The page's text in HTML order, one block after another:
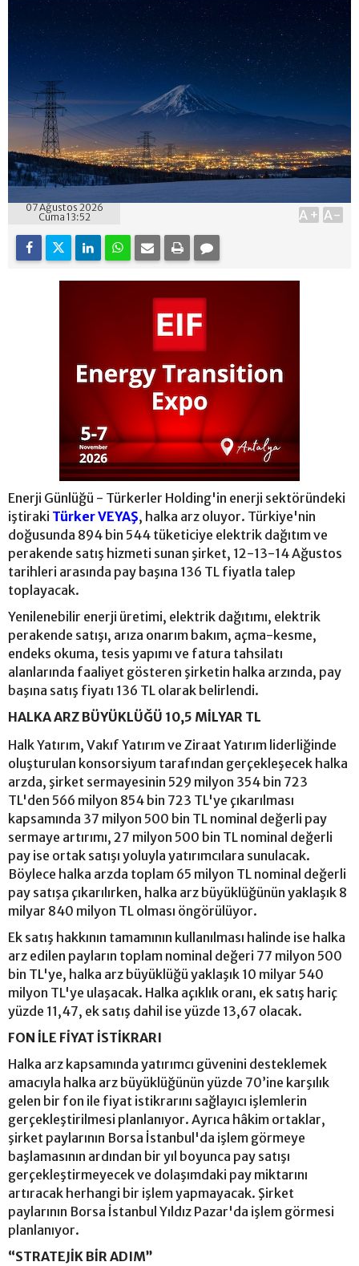
07 Ağustos 2026
Cuma 13:52
A+ A-
Enerji Günlüğü - Türkerler Holding'in enerji sektöründeki
iştiraki Türker VEYAŞ, halka arz oluyor. Türkiye'nin
doğusunda 894 bin 544 tüketiciye elektrik dağıtım ve
perakende satış hizmeti sunan şirket, 12-13-14 Ağustos
tarihleri arasında pay başına 136 TL fiyatla talep
toplayacak.
Yenilenebilir enerji üretimi, elektrik dağıtımı, elektrik
perakende satışı, arıza onarım bakım, açma-kesme,
endeks okuma, tesis yapımı ve fatura tahsilatı
alanlarında faaliyet gösteren şirketin halka arzında, pay
başına satış fiyatı 136 TL olarak belirlendi.
HALKA ARZ BÜYÜKLÜĞÜ 10,5 MİLYAR TL
Halk Yatırım, Vakıf Yatırım ve Ziraat Yatırım liderliğinde
oluşturulan konsorsiyum tarafından gerçekleşecek halka
arzda, şirket sermayesinin 529 milyon 354 bin 723
TL'den 566 milyon 854 bin 723 TL'ye çıkarılması
kapsamında 37 milyon 500 bin TL nominal değerli pay
sermaye artırımı, 27 milyon 500 bin TL nominal değerli
pay ise ortak satışı yoluyla yatırımcılara sunulacak.
Böylece halka arzda toplam 65 milyon TL nominal değerli
pay satışa çıkarılırken, halka arz büyüklüğünün yaklaşık 8
milyar 840 milyon TL olması öngörülüyor.
Ek satış hakkının tamamının kullanılması halinde ise halka
arz edilen payların toplam nominal değeri 77 milyon 500
bin TL'ye, halka arz büyüklüğü yaklaşık 10 milyar 540
milyon TL'ye ulaşacak. Halka açıklık oranı, ek satış hariç
yüzde 11,47, ek satış dahil ise yüzde 13,67 olacak.
FON İLE FİYAT İSTİKRARI
Halka arz kapsamında yatırımcı güvenini desteklemek
amacıyla halka arz büyüklüğünün yüzde 70’ine karşılık
gelen bir fon ile fiyat istikrarını sağlayıcı işlemlerin
gerçekleştirilmesi planlanıyor. Ayrıca hâkim ortaklar,
şirket paylarının Borsa İstanbul'da işlem görmeye
başlamasının ardından bir yıl boyunca pay satışı
gerçekleştirmeyecek ve dolaşımdaki pay miktarını
artıracak herhangi bir işlem yapmayacak. Şirket
paylarının Borsa İstanbul Yıldız Pazar'da işlem görmesi
planlanıyor.
“STRATEJİK BİR ADIM”